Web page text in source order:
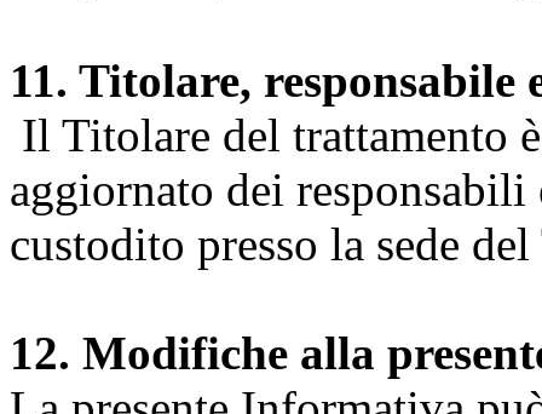
11. Titolare, responsabile
Il Titolare del trattamento
aggiornato dei
custodito presso la sede
12. Modifiche alla